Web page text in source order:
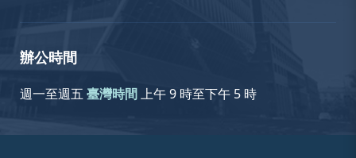
辦公時間
週一至週五臺灣時間上午 9 時至下午 5 時